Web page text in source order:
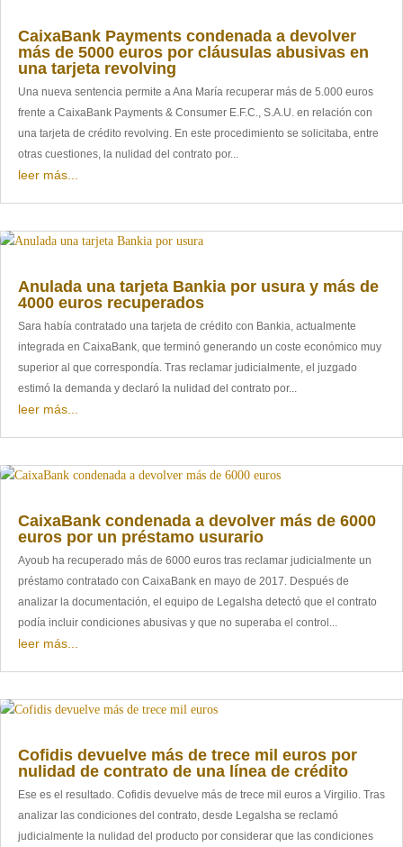
CaixaBank Payments condenada a devolver
más de 5000 euros por cláusulas abusivas en
una tarjeta revolving
Una nueva sentencia permite a Ana María recuperar más de 5.000 euros
frente a CaixaBank Payments & Consumer E.F.C., S.A.U. en relación con
una tarjeta de crédito revolving. En este procedimiento se solicitaba, entre
otras cuestiones, la nulidad del contrato por...
leer más...
Anulada una tarjeta Bankia por usura y más de
4000 euros recuperados
Sara había contratado una tarjeta de crédito con Bankia, actualmente
integrada en CaixaBank, que terminó generando un coste económico muy
superior al que correspondía. Tras reclamar judicialmente, el juzgado
estimó la demanda y declaró la nulidad del contrato por...
leer más...
CaixaBank condenada a devolver más de 6000
euros por un préstamo usurario
Ayoub ha recuperado más de 6000 euros tras reclamar judicialmente un
préstamo contratado con CaixaBank en mayo de 2017. Después de
analizar la documentación, el equipo de Legalsha detectó que el contrato
podía incluir condiciones abusivas y que no superaba el control...
leer más...
Cofidis devuelve más de trece mil euros por
nulidad de contrato de una línea de crédito
Ese es el resultado. Cofidis devuelve más de trece mil euros a Virgilio. Tras
analizar las condiciones del contrato, desde Legalsha se reclamó
judicialmente la nulidad del producto por considerar que las condiciones